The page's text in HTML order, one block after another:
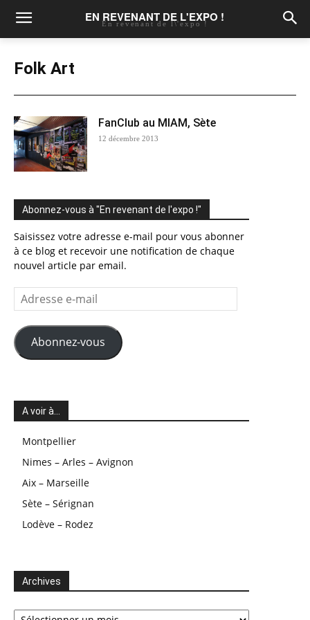
EN REVENANT DE L'EXPO !
En revenant de l\'expo !
Folk Art
FanClub au MIAM, Sète
12 décembre 2013
Abonnez-vous à "En revenant de l'expo !"
Saisissez votre adresse e-mail pour vous abonner
à ce blog et recevoir une notification de chaque
nouvel article par email.
Adresse
e-
mail
Abonnez-vous
A voir à…
Montpellier
Nimes – Arles – Avignon
Aix – Marseille
Sète – Sérignan
Lodève – Rodez
Archives
Archives